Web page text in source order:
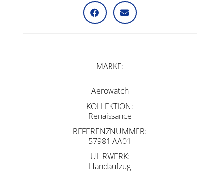
MARKE
Aerowatch
KOLLEKTION
Renaissance
REFERENZNUMMER
57981 AA01
UHRWERK
Handaufzug